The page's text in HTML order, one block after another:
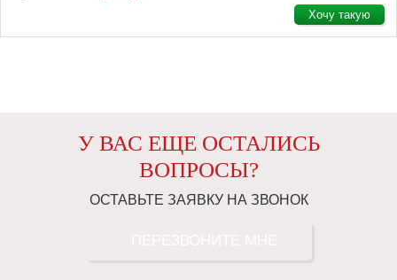
Хочу такую
У ВАС ЕЩЕ ОСТАЛИСЬ
ВОПРОСЫ?
ОСТАВЬТЕ ЗАЯВКУ НА ЗВОНОК